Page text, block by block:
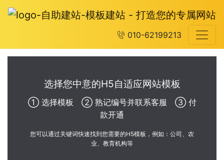
010-62199213
选择您中意的H5自适应网站模板
① 选择模板 ② 熟记编号并联系客服 ③ 付
款开通
您可以通过关键词快速找到您需要的H5模板，例如：公司、农
业、教育机构等